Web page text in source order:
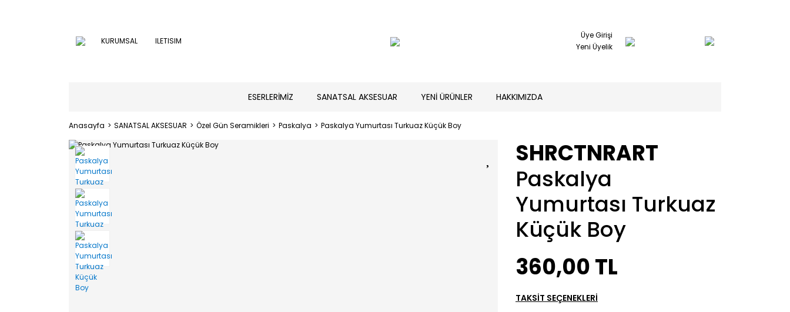
KURUMSAL ILETISIM
Üye Girişi
Yeni Üyelik
ESERLERİMİZ SANATSAL AKSESUAR YENİ ÜRÜNLER HAKKIMIZDA
Anasayfa SANATSAL AKSESUAR Özel Gün Seramikleri Paskalya Paskalya Yumurtası Turkuaz Küçük Boy
SHRCTNRART
Paskalya
Yumurtası Turkuaz
Küçük Boy
360,00 TL
TAKSİT SEÇENEKLERİ